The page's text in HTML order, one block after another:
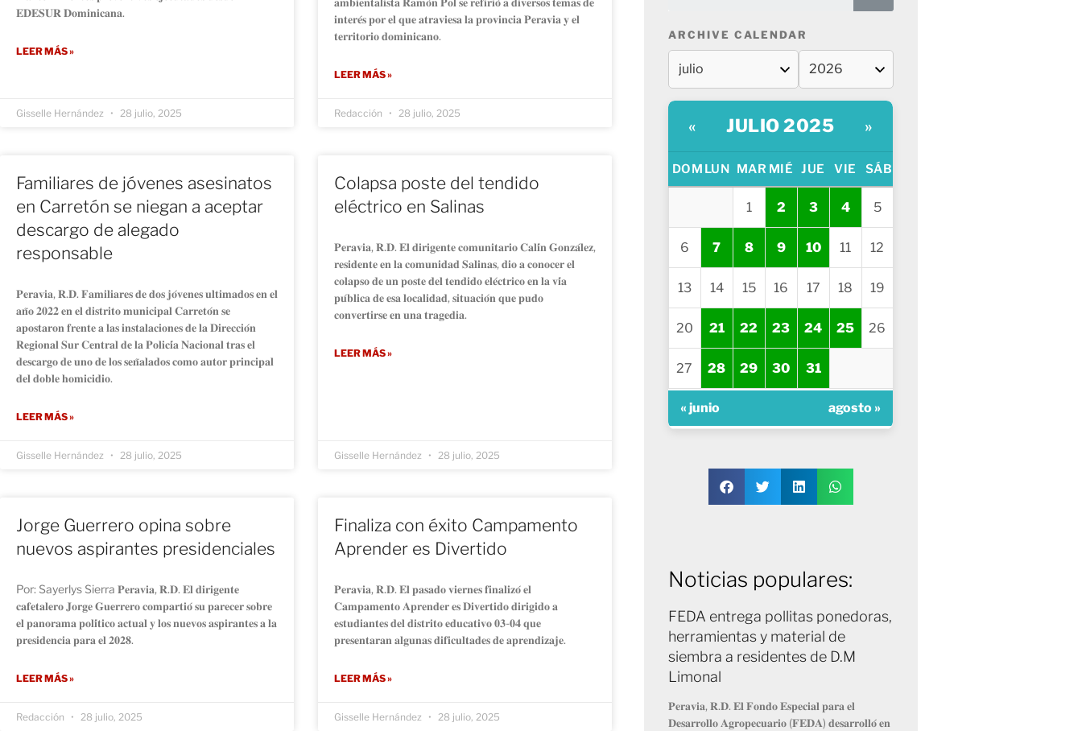
𝐄𝐃𝐄𝐒𝐔𝐑 𝐃𝐨𝐦𝐢𝐧𝐢𝐜𝐚𝐧𝐚.
LEER MÁS »
Gisselle Hernández 28 julio, 2025
𝐢𝐧𝐭𝐞𝐫𝐞́𝐬 𝐩𝐨𝐫 𝐞𝐥 𝐪𝐮𝐞 𝐚𝐭𝐫𝐚𝐯𝐢𝐞𝐬𝐚 𝐥𝐚 𝐩𝐫𝐨𝐯𝐢𝐧𝐜𝐢𝐚 𝐏𝐞𝐫𝐚𝐯𝐢𝐚 𝐲 𝐞𝐥
𝐭𝐞𝐫𝐫𝐢𝐭𝐨𝐫𝐢𝐨 𝐝𝐨𝐦𝐢𝐧𝐢𝐜𝐚𝐧𝐨.
LEER MÁS »
Redacción 28 julio, 2025
Familiares de jóvenes asesinatos
en Carretón se niegan a aceptar
descargo de alegado
responsable
𝐏𝐞𝐫𝐚𝐯𝐢𝐚, 𝐑.𝐃. 𝐅𝐚𝐦𝐢𝐥𝐢𝐚𝐫𝐞𝐬 𝐝𝐞 𝐝𝐨𝐬 𝐣𝐨́𝐯𝐞𝐧𝐞𝐬 𝐮𝐥𝐭𝐢𝐦𝐚𝐝𝐨𝐬 𝐞𝐧 𝐞𝐥
𝐚𝐧̃𝐨 𝟐𝟎𝟐𝟐 𝐞𝐧 𝐞𝐥 𝐝𝐢𝐬𝐭𝐫𝐢𝐭𝐨 𝐦𝐮𝐧𝐢𝐜𝐢𝐩𝐚𝐥 𝐂𝐚𝐫𝐫𝐞𝐭𝐨́𝐧 𝐬𝐞
𝐚𝐩𝐨𝐬𝐭𝐚𝐫𝐨𝐧 𝐟𝐫𝐞𝐧𝐭𝐞 𝐚 𝐥𝐚𝐬 𝐢𝐧𝐬𝐭𝐚𝐥𝐚𝐜𝐢𝐨𝐧𝐞𝐬 𝐝𝐞 𝐥𝐚 𝐃𝐢𝐫𝐞𝐜𝐜𝐢𝐨́𝐧
𝐑𝐞𝐠𝐢𝐨𝐧𝐚𝐥 𝐒𝐮𝐫 𝐂𝐞𝐧𝐭𝐫𝐚𝐥 𝐝𝐞 𝐥𝐚 𝐏𝐨𝐥𝐢𝐜𝐢́𝐚 𝐍𝐚𝐜𝐢𝐨𝐧𝐚𝐥 𝐭𝐫𝐚𝐬 𝐞𝐥
𝐝𝐞𝐬𝐜𝐚𝐫𝐠𝐨 𝐝𝐞 𝐮𝐧𝐨 𝐝𝐞 𝐥𝐨𝐬 𝐬𝐞𝐧̃𝐚𝐥𝐚𝐝𝐨𝐬 𝐜𝐨𝐦𝐨 𝐚𝐮𝐭𝐨𝐫 𝐩𝐫𝐢𝐧𝐜𝐢𝐩𝐚𝐥
𝐝𝐞𝐥 𝐝𝐨𝐛𝐥𝐞 𝐡𝐨𝐦𝐢𝐜𝐢𝐝𝐢𝐨.
LEER MÁS »
Gisselle Hernández 28 julio, 2025
Colapsa poste del tendido
eléctrico en Salinas
𝐏𝐞𝐫𝐚𝐯𝐢𝐚, 𝐑.𝐃. 𝐄𝐥 𝐝𝐢𝐫𝐢𝐠𝐞𝐧𝐭𝐞 𝐜𝐨𝐦𝐮𝐧𝐢𝐭𝐚𝐫𝐢𝐨 𝐂𝐚𝐥𝐢́𝐧 𝐆𝐨𝐧𝐳𝐚́𝐥𝐞𝐳,
𝐫𝐞𝐬𝐢𝐝𝐞𝐧𝐭𝐞 𝐞𝐧 𝐥𝐚 𝐜𝐨𝐦𝐮𝐧𝐢𝐝𝐚𝐝 𝐒𝐚𝐥𝐢𝐧𝐚𝐬, 𝐝𝐢𝐨 𝐚 𝐜𝐨𝐧𝐨𝐜𝐞𝐫 𝐞𝐥
𝐜𝐨𝐥𝐚𝐩𝐬𝐨 𝐝𝐞 𝐮𝐧 𝐩𝐨𝐬𝐭𝐞 𝐝𝐞𝐥 𝐭𝐞𝐧𝐝𝐢𝐝𝐨 𝐞𝐥𝐞́𝐜𝐭𝐫𝐢𝐜𝐨 𝐞𝐧 𝐥𝐚 𝐯𝐢́𝐚
𝐩𝐮́𝐛𝐥𝐢𝐜𝐚 𝐝𝐞 𝐞𝐬𝐚 𝐥𝐨𝐜𝐚𝐥𝐢𝐝𝐚𝐝, 𝐬𝐢𝐭𝐮𝐚𝐜𝐢𝐨́𝐧 𝐪𝐮𝐞 𝐩𝐮𝐝𝐨
𝐜𝐨𝐧𝐯𝐞𝐫𝐭𝐢𝐫𝐬𝐞 𝐞𝐧 𝐮𝐧𝐚 𝐭𝐫𝐚𝐠𝐞𝐝𝐢𝐚.
LEER MÁS »
Gisselle Hernández 28 julio, 2025
Jorge Guerrero opina sobre
nuevos aspirantes presidenciales
Por: Sayerlys Sierra 𝐏𝐞𝐫𝐚𝐯𝐢𝐚, 𝐑.𝐃. 𝐄𝐥 𝐝𝐢𝐫𝐢𝐠𝐞𝐧𝐭𝐞
𝐜𝐚𝐟𝐞𝐭𝐚𝐥𝐞𝐫𝐨 𝐉𝐨𝐫𝐠𝐞 𝐆𝐮𝐞𝐫𝐫𝐞𝐫𝐨 𝐜𝐨𝐦𝐩𝐚𝐫𝐭𝐢𝐨́ 𝐬𝐮 𝐩𝐚𝐫𝐞𝐜𝐞𝐫 𝐬𝐨𝐛𝐫𝐞
𝐞𝐥 𝐩𝐚𝐧𝐨𝐫𝐚𝐦𝐚 𝐩𝐨𝐥𝐢́𝐭𝐢𝐜𝐨 𝐚𝐜𝐭𝐮𝐚𝐥 𝐲 𝐥𝐨𝐬 𝐧𝐮𝐞𝐯𝐨𝐬 𝐚𝐬𝐩𝐢𝐫𝐚𝐧𝐭𝐞𝐬 𝐚 𝐥𝐚
𝐩𝐫𝐞𝐬𝐢𝐝𝐞𝐧𝐜𝐢𝐚 𝐩𝐚𝐫𝐚 𝐞𝐥 𝟐𝟎𝟐𝟖.
LEER MÁS »
Redacción 28 julio, 2025
Finaliza con éxito Campamento
Aprender es Divertido
𝐏𝐞𝐫𝐚𝐯𝐢𝐚, 𝐑.𝐃. 𝐄𝐥 𝐩𝐚𝐬𝐚𝐝𝐨 𝐯𝐢𝐞𝐫𝐧𝐞𝐬 𝐟𝐢𝐧𝐚𝐥𝐢𝐳𝐨́ 𝐞𝐥
𝐂𝐚𝐦𝐩𝐚𝐦𝐞𝐧𝐭𝐨 𝐀𝐩𝐫𝐞𝐧𝐝𝐞𝐫 𝐞𝐬 𝐃𝐢𝐯𝐞𝐫𝐭𝐢𝐝𝐨 𝐝𝐢𝐫𝐢𝐠𝐢𝐝𝐨 𝐚
𝐞𝐬𝐭𝐮𝐝𝐢𝐚𝐧𝐭𝐞𝐬 𝐝𝐞𝐥 𝐝𝐢𝐬𝐭𝐫𝐢𝐭𝐨 𝐞𝐝𝐮𝐜𝐚𝐭𝐢𝐯𝐨 𝟎𝟑-𝟎𝟒 𝐪𝐮𝐞
𝐩𝐫𝐞𝐬𝐞𝐧𝐭𝐚𝐫𝐚𝐧 𝐚𝐥𝐠𝐮𝐧𝐚𝐬 𝐝𝐢𝐟𝐢𝐜𝐮𝐥𝐭𝐚𝐝𝐞𝐬 𝐝𝐞 𝐚𝐩𝐫𝐞𝐧𝐝𝐢𝐳𝐚𝐣𝐞.
LEER MÁS »
Gisselle Hernández 28 julio, 2025
ARCHIVE CALENDAR
« JULIO 2025 »
DOM LUN MAR MIÉ JUE VIE SÁB
1 2 3 4 5
6 7 8 9 10 11 12
13 14 15 16 17 18 19
20 21 22 23 24 25 26
27 28 29 30 31
« junio agosto »
Noticias populares:
FEDA entrega pollitas ponedoras,
herramientas y material de
siembra a residentes de D.M
Limonal
𝐏𝐞𝐫𝐚𝐯𝐢𝐚, 𝐑.𝐃. 𝐄𝐥 𝐅𝐨𝐧𝐝𝐨 𝐄𝐬𝐩𝐞𝐜𝐢𝐚𝐥 𝐩𝐚𝐫𝐚 𝐞𝐥
𝐃𝐞𝐬𝐚𝐫𝐫𝐨𝐥𝐥𝐨 𝐀𝐠𝐫𝐨𝐩𝐞𝐜𝐮𝐚𝐫𝐢𝐨 (𝐅𝐄𝐃𝐀) 𝐝𝐞𝐬𝐚𝐫𝐫𝐨𝐥𝐥𝐨́ 𝐞𝐧